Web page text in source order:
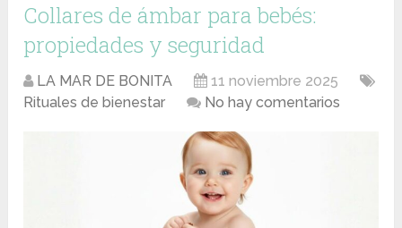
Collares de ámbar para bebés:
propiedades y seguridad
LA MAR DE BONITA
11 noviembre 2025
Rituales de bienestar
No hay comentarios